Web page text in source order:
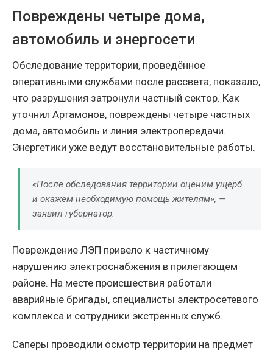
Повреждены четыре дома,
автомобиль и энергосети
Обследование территории, проведённое
оперативными службами после рассвета, показало,
что разрушения затронули частный сектор. Как
уточнил Артамонов, повреждены четыре частных
дома, автомобиль и линия электропередачи.
Энергетики уже ведут восстановительные работы.
«После обследования территории оценим ущерб
и окажем необходимую помощь жителям», —
заявил губернатор.
Повреждение ЛЭП привело к частичному
нарушению электроснабжения в прилегающем
районе. На месте происшествия работали
аварийные бригады, специалисты электросетевого
комплекса и сотрудники экстренных служб.
Сапёры проводили осмотр территории на предмет